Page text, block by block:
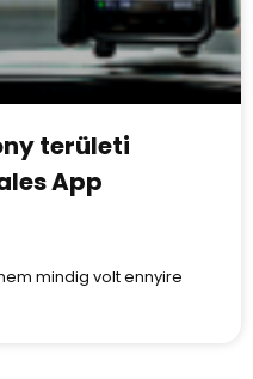
területi
App
mindig volt ennyire